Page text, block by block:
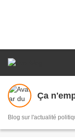
Ça
Blog sur l'actualité